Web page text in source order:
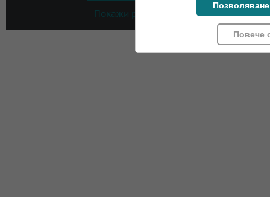
Покажи резултати
Повече